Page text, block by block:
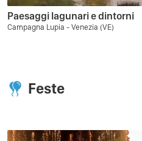
Paesaggi lagunari e dintorni
Campagna Lupia - Venezia (VE)
Feste